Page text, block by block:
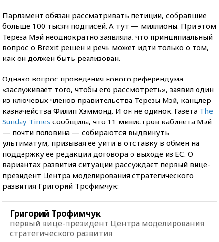
Парламент обязан рассматривать петиции, собравшие
больше 100 тысяч подписей. А тут — миллионы. При этом
Тереза Мэй неоднократно заявляла, что принципиальный
вопрос о Brexit решен и речь может идти только о том,
как он должен быть реализован.
Однако вопрос проведения нового референдума
«заслуживает того, чтобы его рассмотреть», заявил один
из ключевых членов правительства Терезы Мэй, канцлер
казначейства Филип Хэммонд. И он не одинок. Газета The
Sunday Times сообщила, что 11 министров кабинета Мэй
— почти половина — собираются выдвинуть
ультиматум, призывая ее уйти в отставку в обмен на
поддержку ее редакции договора о выходе из ЕС. О
вариантах развития ситуации рассуждает первый вице-
президент Центра моделирования стратегического
развития Григорий Трофимчук:
Григорий Трофимчук
первый вице-президент Центра моделирования
стратегического развития